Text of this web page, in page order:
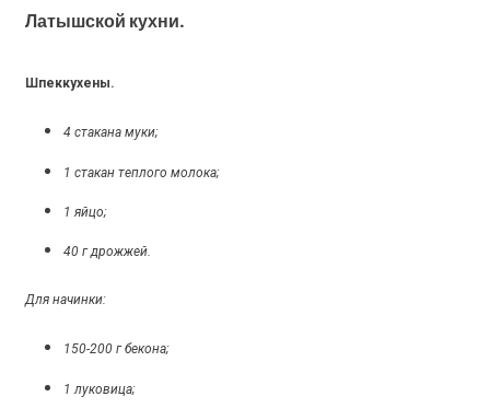
Латышской кухни.
Шпеккухены.
4 стакана муки;
1 стакан теплого молока;
1 яйцо;
40 г дрожжей.
Для начинки:
150-200 г бекона;
1 луковица;